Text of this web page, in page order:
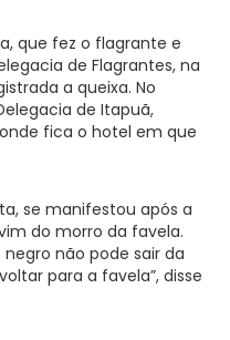
que fez o flagrante e
de Flagrantes, na
a queixa. No
de Itapuã,
fica o hotel em que
se manifestou após a
do morro da favela.
não pode sair da
para a favela”, disse